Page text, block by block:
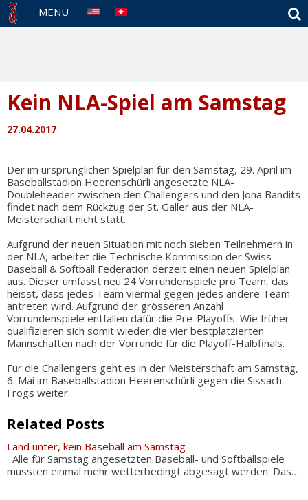
MENU
Kein NLA-Spiel am Samstag
27.04.2017
Der im ursprünglichen Spielplan für den Samstag, 29. April im
Baseballstadion Heerenschürli angesetzte NLA-
Doubleheader zwischen den Challengers und den Jona Bandits
findet nach dem Rückzug der St. Galler aus der NLA-
Meisterschaft nicht statt.
Aufgrund der neuen Situation mit noch sieben Teilnehmern in
der NLA, arbeitet die Technische Kommission der Swiss
Baseball & Softball Federation derzeit einen neuen Spielplan
aus. Dieser umfasst neu 24 Vorrundenspiele pro Team, das
heisst, dass jedes Team viermal gegen jedes andere Team
antreten wird. Aufgrund der grösseren Anzahl
Vorrundenspiele entfallen dafür die Pre-Playoffs. Wie früher
qualifizieren sich somit wieder die vier bestplatzierten
Mannschaften nach der Vorrunde für die Playoff-Halbfinals.
Für die Challengers geht es in der Meisterschaft am Samstag,
6. Mai im Baseballstadion Heerenschürli gegen die Sissach
Frogs weiter.
Related Posts
Land unter, kein Baseball am Samstag
Alle für Samstag angesetzten Baseball- und Softballspiele
mussten einmal mehr wetterbedingt abgesagt werden. Das…